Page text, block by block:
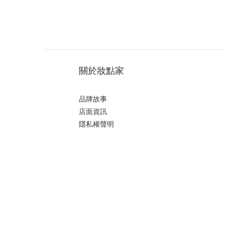
關於妝點家
品牌故事
店面資訊
隱私權聲明